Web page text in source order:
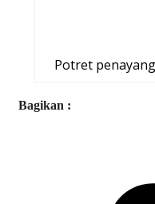
Potret
Bagikan :